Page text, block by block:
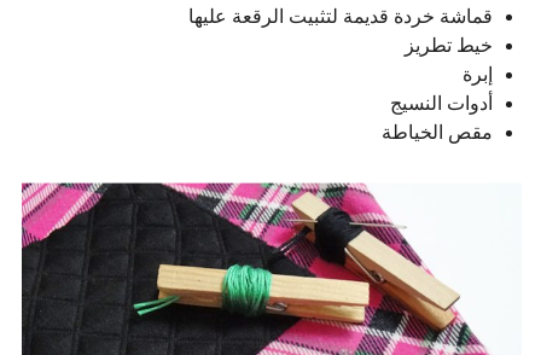
قماشة خردة قديمة لتثبيت الرقعة عليها
خيط تطريز
إبرة
أدوات النسيج
مقص الخياطة